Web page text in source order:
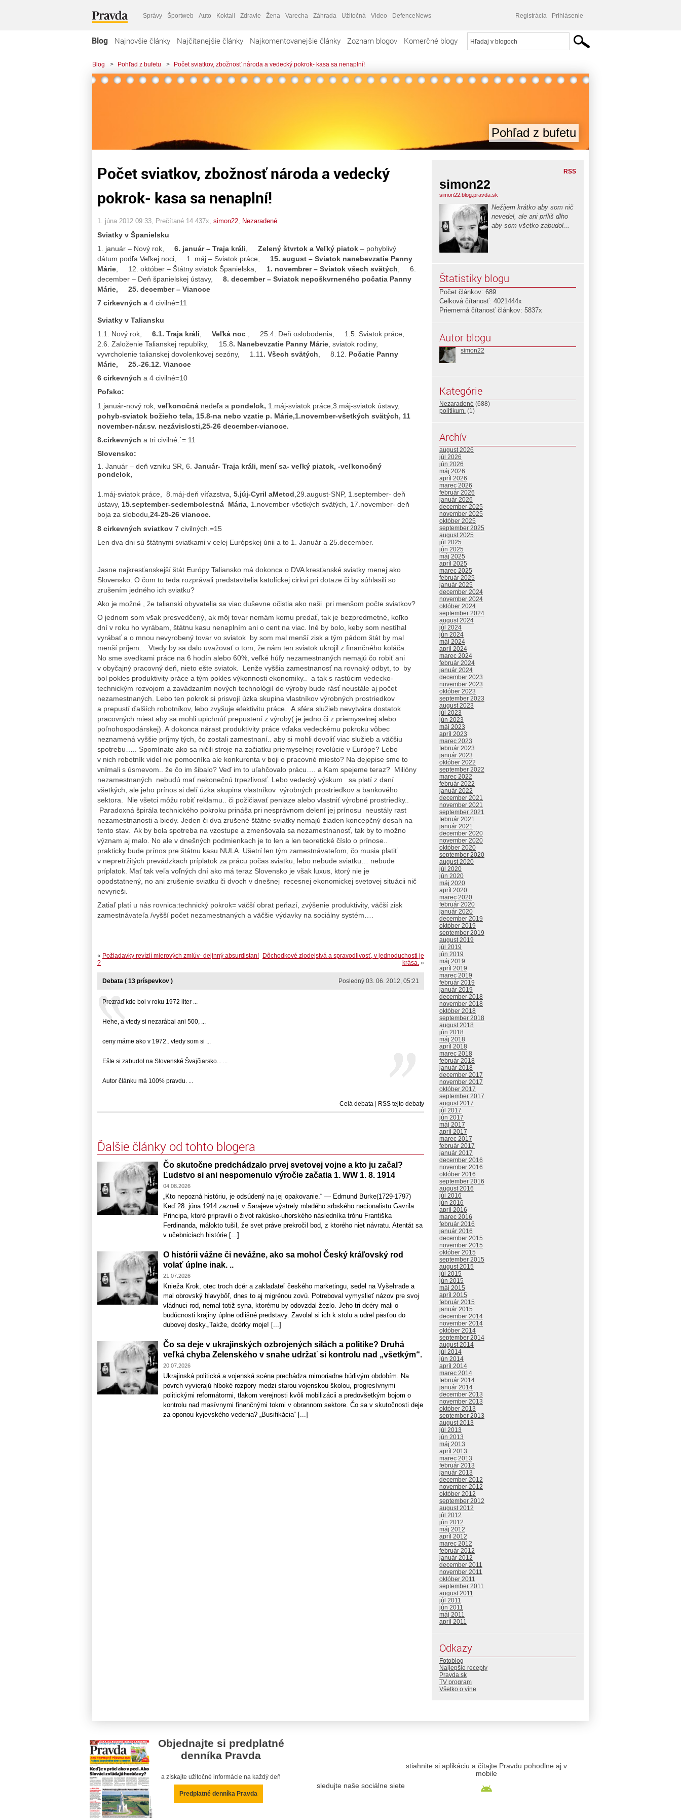
Správy Športweb Auto Koktail Zdravie Žena Varecha Záhrada Užitočná Video DefenceNews Registrácia Prihlásenie
Blog Najnovšie články Najčítanejšie články Najkomentovanejšie články Zoznam blogov Komerčné blogy
Blog > Pohľad z bufetu > Počet sviatkov, zbožnosť národa a vedecký pokrok- kasa sa nenaplní!
Pohľad z bufetu
Počet sviatkov, zbožnosť národa a vedecký
pokrok- kasa sa nenaplní!
1. júna 2012 09:33 , Prečítané 14 437x, simon22 Nezaradené
Sviatky v Španielsku
1. január – Nový rok, 6. január – Traja králi Zelený štvrtok a Veľký piatok – pohyblivý
dátum podľa Veľkej noci, 1. máj – Sviatok práce, 15. august – Sviatok nanebevzatie Panny
Márie , 12. október – Štátny sviatok Španielska, 1. novembrer – Sviatok všech svätých , 6.
december – Deň španielskej ústavy, 8. december – Sviatok nepoškvrneného počatia Panny
Márie, 25. december – Vianoce
7 cirkevných a 4 civilné=11
Sviatky v Taliansku
1.1. Nový rok, 6.1. Traja králi, Veľká noc , 25.4. Deň oslobodenia, 1.5. Sviatok práce,
2.6. Založenie Talianskej republiky, 15.8. Nanebevzatie Panny Márie, sviatok rodiny,
vyvrcholenie talianskej dovolenkovej sezóny, 1.11. Všech svätých, 8.12. Počatie Panny
Márie, 25.-26.12. Vianoce
6 cirkevných a 4 civilné=10
Poľsko:
1.január-nový rok, veľkonočná nedeľa a pondelok, 1.máj-sviatok práce,3.máj-sviatok ústavy,
pohyb-sviatok božieho tela, 15.8-na nebo vzatie p. Márie,1.november-všetkých svätých, 11
november-nár.sv. nezávislosti,25-26 december-vianoce.
8.cirkevných a tri civilné.´= 11
Slovensko:
Január – deň vzniku SR, 6. Január- Traja králi, mení sa- veľký piatok, -veľkonočný
pondelok,
1.máj-sviatok práce, 8.máj-deň víťazstva, 5.júj-Cyril aMetod,29.august-SNP, 1.september- deň
ústavy, 15.september-sedembolestná Mária, 1.november-všetkých svätých, 17.november- deň
boja za slobodu,24-25-26 vianoce.
8 cirkevných sviatkov 7 civilných.=15
Len dva dni sú štátnymi sviatkami v celej Európskej únii a to 1. Január a 25.december.
Jasne najkresťanskejší štát Európy Taliansko má dokonca o DVA kresťanské sviatky menej ako
Slovensko. O čom to teda rozprávali predstavitelia katolíckej cirkvi pri dotaze či by súhlasili so
zrušením jedného ich sviatku?
Ako je možné , že talianski obyvatelia sa viac duševne očistia ako naši pri menšom počte sviatkov?
O jednom som však presvedčený, ak môj tovar nemám komu predať, tak je bezpredmetné, koľko
dní v roku ho vyrábam, štátnu kasu nenaplním ani o cent na viac. Iné by bolo, keby som nestíhal
vyrábať a o mnou nevyrobený tovar vo sviatok by som mal menší zisk a tým pádom štát by mal
menší príjem….Vtedy by sa dalo uvažovať o tom, že nám ten sviatok ukrojil z finančného koláča.
No sme svedkami práce na 6 hodín alebo 60%, veľké húfy nezamestnaných nemajú čo robiť ani
v obyčajný pracovný deň, nieto ešte sviatok. Lenže vyššia zamestnanosť na rovnaký odbyt, to by
bol pokles produktivity práce a tým pokles výkonnosti ekonomiky.. a tak s rastúcim vedecko-
technickým rozvojom a zavádzaním nových technológií do výroby bude rásť neustále aj počet
nezamestnaných. Lebo ten pokrok si prisvojí úzka skupina vlastníkov výrobných prostriedkov
a prepustí ďalších robotníkov, lebo zvyšuje efektivitu práce. A sféra služieb nevytvára dostatok
pracovných miest aby sa mohli upichnúť prepustení z výroby( je jedno či z priemyselnej alebo
poľnohospodárskej). A dokonca nárast produktivity práce vďaka vedeckému pokroku vôbec
neznamená vyššie príjmy tých, čo zostali zamestnaní.. aby si mohli dovoliť viac služieb a väčšiu
spotrebu….. Spomínate ako sa ničili stroje na začiatku priemyselnej revolúcie v Európe? Lebo
v nich robotník videl nie pomocníka ale konkurenta v boji o pracovné miesto? Na dejepise sme to
vnímali s úsmevom.. že čo im šibalo? Veď im to uľahčovalo prácu…. a Kam spejeme teraz? Milióny
nezamestnaných nebudú mať nekonečnú trpezlivosť. Lebo vedecký výskum sa platí z daní
všetkých, ale jeho prínos si delí úzka skupina vlastníkov výrobných prostriedkov a bankového
sektora. Nie všetci môžu robiť reklamu.. či požičiavať peniaze alebo vlastniť výrobné prostriedky..
Paradoxná špirála technického pokroku prináša pri nesprávnom delení jej prínosu neustály rast
nezamestnanosti a biedy. Jeden či dva zrušené štátne sviatky nemajú žiaden koncepčný dosah na
tento stav. Ak by bola spotreba na vzostupe a zmenšovala sa nezamestnanosť, tak by to možno
význam aj malo. No ale v dnešných podmienkach je to len a len teoretické číslo o prínose..
prakticky bude prínos pre štátnu kasu NULA. Ušetrí len tým zamestnávateľom, čo musia platiť
v nepretržitých prevádzkach príplatok za prácu počas sviatku, lebo nebude sviatku… nebude
príplatok. Mať tak veľa voľných dní ako má teraz Slovensko je však luxus, ktorý nie je
opodstatnený, no ani zrušenie sviatku či dvoch v dnešnej recesnej ekonomickej svetovej situácii nič
nevyrieši.
Zatiaľ platí u nás rovnica:technický pokrok= väčší obrat peňazí, zvýšenie produktivity, väčší zisk
zamestnávateľa /vyšší počet nezamestnaných a väčšie výdavky na sociálny systém….
Dôchodkové zlodejstvá a spravodlivosť, v jednoduchosti je
krása. »
« Požiadavky revízií mierových zmlúv- dejinný absurdistan!
?
Posledný 03. 06. 2012, 05:21
Debata ( 13 príspevkov )
Prezraď kde bol v roku 1972 liter ...
Hehe, a vtedy si nezarábal ani 500, ...
ceny máme ako v 1972.. vtedy som si ...
Ešte si zabudol na Slovenské Švajčiarsko... ...
Autor článku má 100% pravdu. ...
Celá debata | RSS tejto debaty
Ďalšie články od tohto blogera
Čo skutočne predchádzalo prvej svetovej vojne a kto ju začal?
Ľudstvo si ani nespomenulo výročie začatia 1. WW 1. 8. 1914
04.08.2026
„Kto nepozná históriu, je odsúdený na jej opakovanie.“ — Edmund Burke(1729-1797)
Keď 28. júna 1914 zazneli v Sarajeve výstrely mladého srbského nacionalistu Gavrila
Principa, ktoré pripravili o život rakúsko-uhorského následníka trónu Františka
Ferdinanda, málokto tušil, že svet práve prekročil bod, z ktorého niet návratu. Atentát sa
v učebniciach histórie [...]
O histórii vážne či nevážne, ako sa mohol Český kráľovský rod
volať úplne inak. ..
21.07.2026
Knieža Krok, otec troch dcér a zakladateľ českého marketingu, sedel na Vyšehrade a
mal obrovský hlavybôľ, dnes to aj migrénou zovú. Potreboval vymyslieť názov pre svoj
vládnuci rod, nemal totiž syna, ktorému by odovzdal žezlo. Jeho tri dcéry mali o
budúcnosti krajiny úplne odlišné predstavy. Zavolal si ich k stolu a udrel päsťou do
dubovej dosky.„Takže, dcérky moje! [...]
Čo sa deje v ukrajinských ozbrojených silách a politike? Druhá
veľká chyba Zelenského v snahe udržať si kontrolu nad „všetkým“.
20.07.2026
Ukrajinská politická a vojenská scéna prechádza mimoriadne búrlivým obdobím. Na
povrch vyvierajú hlboké rozpory medzi starou vojenskou školou, progresívnymi
politickými reformátormi, tlakom verejnosti kvôli mobilizácii a predovšetkým bojom o
kontrolu nad masívnymi finančnými tokmi v obrannom sektore. Čo sa v skutočnosti deje
za oponou kyjevského vedenia? „Busifikácia“ [...]
RSS
simon22
simon22.blog.pravda.sk
Nežijem krátko aby som nič
nevedel, ale ani príliš dlho
aby som všetko zabudol...
Štatistiky blogu
Počet článkov: 689
Celková čítanosť: 4021444x
Priemerná čítanosť článkov: 5837x
Autor blogu
simon22
Kategórie
Nezaradené (688)
politikum. (1)
Archív
august 2026
júl 2026
jún 2026
máj 2026
apríl 2026
marec 2026
február 2026
január 2026
december 2025
november 2025
október 2025
september 2025
august 2025
júl 2025
jún 2025
máj 2025
apríl 2025
marec 2025
február 2025
január 2025
december 2024
november 2024
október 2024
september 2024
august 2024
júl 2024
jún 2024
máj 2024
apríl 2024
marec 2024
február 2024
január 2024
december 2023
november 2023
október 2023
september 2023
august 2023
júl 2023
jún 2023
máj 2023
apríl 2023
marec 2023
február 2023
január 2023
október 2022
september 2022
marec 2022
február 2022
január 2022
december 2021
november 2021
september 2021
február 2021
január 2021
december 2020
november 2020
október 2020
september 2020
august 2020
júl 2020
jún 2020
máj 2020
apríl 2020
marec 2020
február 2020
január 2020
december 2019
október 2019
september 2019
august 2019
júl 2019
jún 2019
máj 2019
apríl 2019
marec 2019
február 2019
január 2019
december 2018
november 2018
október 2018
september 2018
august 2018
jún 2018
máj 2018
apríl 2018
marec 2018
február 2018
január 2018
december 2017
november 2017
október 2017
september 2017
august 2017
júl 2017
jún 2017
máj 2017
apríl 2017
marec 2017
február 2017
január 2017
december 2016
november 2016
október 2016
september 2016
august 2016
júl 2016
jún 2016
apríl 2016
marec 2016
február 2016
január 2016
december 2015
november 2015
október 2015
september 2015
august 2015
júl 2015
jún 2015
máj 2015
apríl 2015
február 2015
január 2015
december 2014
november 2014
október 2014
september 2014
august 2014
júl 2014
jún 2014
apríl 2014
marec 2014
február 2014
január 2014
december 2013
november 2013
október 2013
september 2013
august 2013
júl 2013
jún 2013
máj 2013
apríl 2013
marec 2013
február 2013
január 2013
december 2012
november 2012
október 2012
september 2012
august 2012
júl 2012
jún 2012
máj 2012
apríl 2012
marec 2012
február 2012
január 2012
december 2011
november 2011
október 2011
september 2011
august 2011
júl 2011
jún 2011
máj 2011
apríl 2011
Odkazy
Fotoblog
Najlepšie recepty
Pravda.sk
TV program
Všetko o víne
Objednajte si predplatné
denníka Pravda
a získajte užitočné informácie na každý deň
Predplatné denníka Pravda
sledujte naše sociálne siete
stiahnite si aplikáciu a čítajte Pravdu pohodlne aj v
mobile